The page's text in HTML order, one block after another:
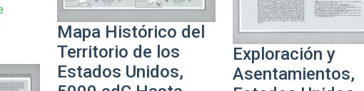
Mapa Histórico del
Territorio de los
Estados Unidos,
Exploración y
Asentamientos,